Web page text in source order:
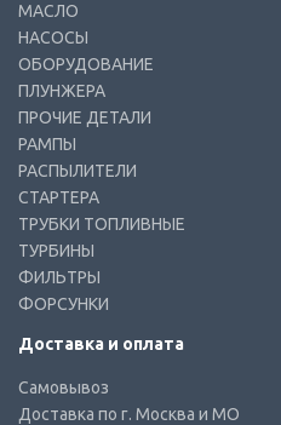
МАСЛО
НАСОСЫ
ОБОРУДОВАНИЕ
ПЛУНЖЕРА
ПРОЧИЕ ДЕТАЛИ
РАМПЫ
РАСПЫЛИТЕЛИ
СТАРТЕРА
ТРУБКИ ТОПЛИВНЫЕ
ТУРБИНЫ
ФИЛЬТРЫ
ФОРСУНКИ
Доставка и оплата
Самовывоз
Доставка по г. Москва и МО